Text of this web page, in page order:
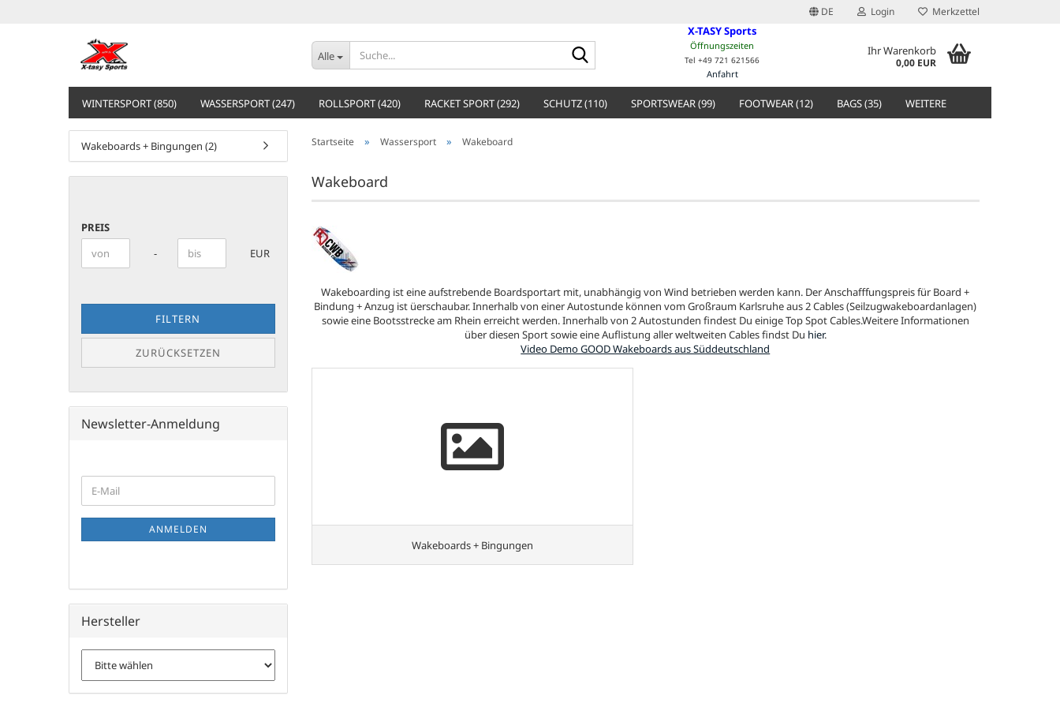
DE Login Merkzettel
Alle
X-TASY Sports
Öffnungszeiten
Tel +49 721 621566
Anfahrt
Ihr Warenkorb
0,00 EUR
WINTERSPORT (850) WASSERSPORT (247) ROLLSPORT (420) RACKET SPORT (292) SCHUTZ (110) SPORTSWEAR (99) FOOTWEAR (12) BAGS (35) WEITERE
Startseite » Wassersport » Wakeboard
Wakeboard
Wakeboarding ist eine aufstrebende Boardsportart mit, unabhängig von Wind betrieben werden kann. Der Anschafffungspreis für Board +
Bindung + Anzug ist üerschaubar. Innerhalb von einer Autostunde können vom Großraum Karlsruhe aus 2 Cables (Seilzugwakeboardanlagen)
sowie eine Bootsstrecke am Rhein erreicht werden. Innerhalb von 2 Autostunden findest Du einige Top Spot Cables.Weitere Informationen
über diesen Sport sowie eine Auflistung aller weltweiten Cables findst Du hier.
Video Demo GOOD Wakeboards aus Süddeutschland
Wakeboards + Bingungen
Wakeboards + Bingungen (2)
PREIS
Preis bis
- EUR
FILTERN
ZURÜCKSETZEN
Newsletter-Anmeldung
ZUR
NEWSLETTER-
E-
Mail
ANMELDEN
Hersteller